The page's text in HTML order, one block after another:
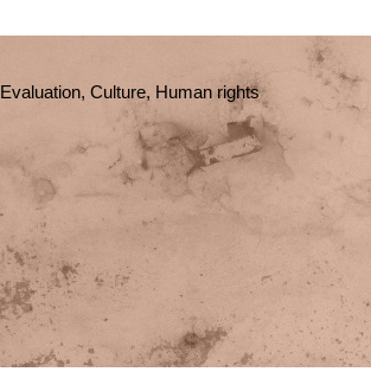
Evaluation, Culture, Human rights